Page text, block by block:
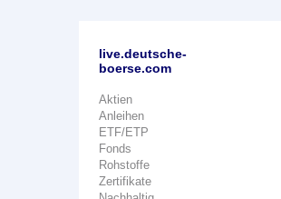
live.deutsche-
boerse.com
Aktien
Anleihen
ETF/ETP
Fonds
Rohstoffe
Zertifikate